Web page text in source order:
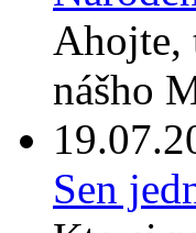
Ahojte,
nášho
Sen